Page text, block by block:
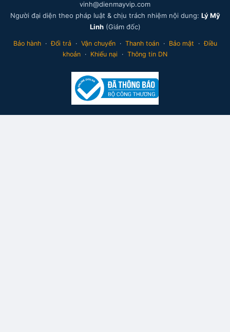
vinh@dienmayvip.com
Người đại diện theo pháp luật & chịu trách nhiệm nội dung: Lý Mỹ
Linh(Giám đốc)
Bảo hành·Đổi trả · Vận chuyển· Thanh toán· Bảo mật ·Điều
khoản · Khiếu nại · Thông tin DN